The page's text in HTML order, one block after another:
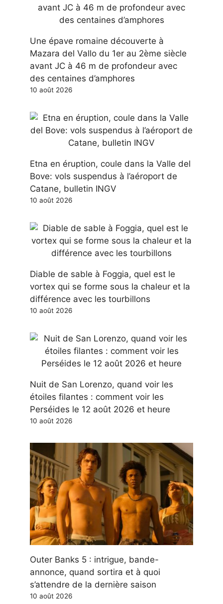
Une épave romaine découverte à
Mazara del Vallo du 1er au 2ème siècle
avant JC à 46 m de profondeur avec
des centaines d’amphores
10 août 2026
Etna en éruption, coule dans la Valle del
Bove: vols suspendus à l’aéroport de
Catane, bulletin INGV
10 août 2026
Diable de sable à Foggia, quel est le
vortex qui se forme sous la chaleur et la
différence avec les tourbillons
10 août 2026
Nuit de San Lorenzo, quand voir les
étoiles filantes : comment voir les
Perséides le 12 août 2026 et heure
10 août 2026
Outer Banks 5 : intrigue, bande-
annonce, quand sortira et à quoi
s’attendre de la dernière saison
10 août 2026